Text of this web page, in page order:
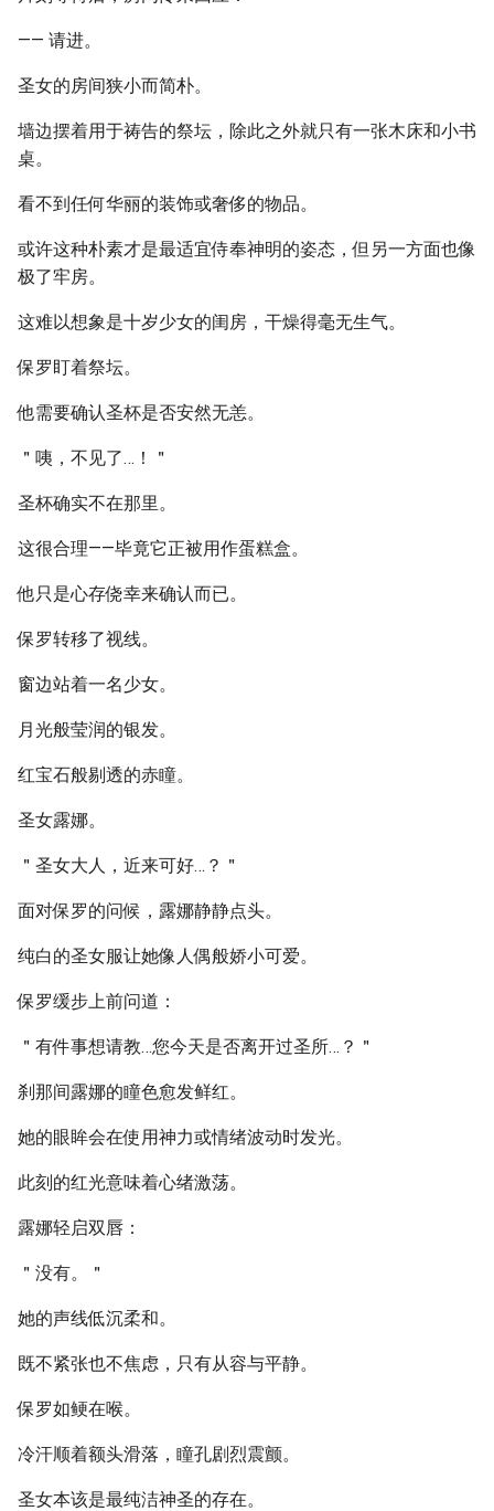
—— 请进。
圣女的房间狭小而简朴。
墙边摆着用于祷告的祭坛，除此之外就只有一张木床和小书
桌。
看不到任何华丽的装饰或奢侈的物品。
或许这种朴素才是最适宜侍奉神明的姿态，但另一方面也像
极了牢房。
这难以想象是十岁少女的闺房，干燥得毫无生气。
保罗盯着祭坛。
他需要确认圣杯是否安然无恙。
＂咦，不见了…！＂
圣杯确实不在那里。
这很合理——毕竟它正被用作蛋糕盒。
他只是心存侥幸来确认而已。
保罗转移了视线。
窗边站着一名少女。
月光般莹润的银发。
红宝石般剔透的赤瞳。
圣女露娜。
＂圣女大人，近来可好…？＂
面对保罗的问候，露娜静静点头。
纯白的圣女服让她像人偶般娇小可爱。
保罗缓步上前问道：
＂有件事想请教…您今天是否离开过圣所…？＂
刹那间露娜的瞳色愈发鲜红。
她的眼眸会在使用神力或情绪波动时发光。
此刻的红光意味着心绪激荡。
露娜轻启双唇：
＂没有。＂
她的声线低沉柔和。
既不紧张也不焦虑，只有从容与平静。
保罗如鲠在喉。
冷汗顺着额头滑落，瞳孔剧烈震颤。
圣女本该是最纯洁神圣的存在。